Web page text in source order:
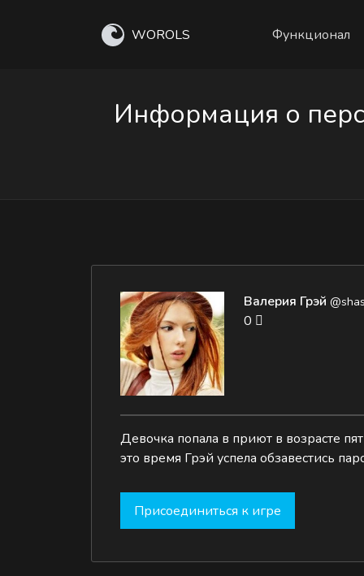
WOROLS Функционал
Информация о
Валерия Грэй
0
Девочка попала в приют в возрасте
это время Грэй успела обзавестись
Присоединиться к игре